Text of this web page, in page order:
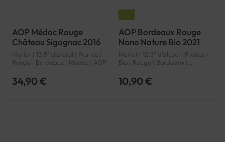
AOP Médoc Rouge
Château Sigognac 2016
Merlot | 13.5° d'alcool | France |
Rouge | Bordeaux | Médoc | AOP
34,90 €
AOP Bordeaux Rouge
Nono Nature Bio 2021
Merlot | 12.5° d'alcool | France |
Bio | Rouge | Bordeaux |
10,90 €